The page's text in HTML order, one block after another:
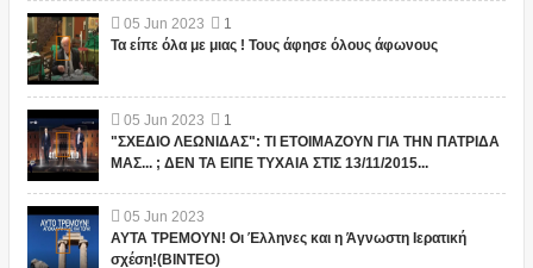
05 Jun 2023
1
Τα είπε όλα με μιας ! Τους άφησε όλους άφωνους
05 Jun 2023
1
"ΣΧΕΔΙΟ ΛΕΩΝΙΔΑΣ": ΤΙ ΕΤΟΙΜΑΖΟΥΝ ΓΙΑ ΤΗΝ ΠΑΤΡΙΔΑ
ΜΑΣ... ; ΔΕΝ ΤΑ ΕΙΠΕ ΤΥΧΑΙΑ ΣΤΙΣ 13/11/2015...
05 Jun 2023
ΑΥΤΑ ΤΡΕΜΟΥΝ! Οι Έλληνες και η Άγνωστη Ιερατική
σχέση!(ΒΙΝΤΕΟ)